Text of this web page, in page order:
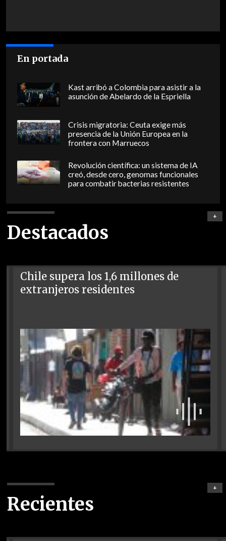
En portada
Kast arribó a Colombia para asistir a la
asunción de Abelardo de la Espriella
Crisis migratoria: Ceuta exige más
presencia de la Unión Europea en la
frontera con Marruecos
Revolución científica: un sistema de IA
creó, desde cero, genomas funcionales
para combatir bacterias resistentes
Destacados
+
Chile supera los 1,6 millones de
extranjeros residentes
Recientes
+